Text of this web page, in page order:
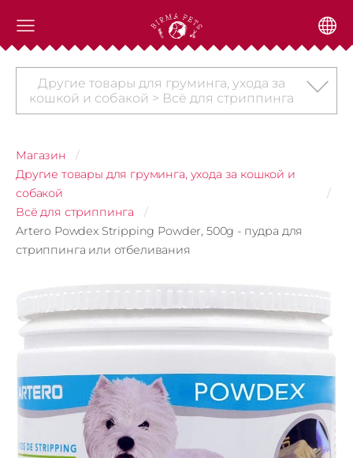
Другие товары для груминга, ухода за
кошкой и собакой > Всё для стриппинга
Магазин
Другие товары для груминга, ухода за кошкой и
собакой
Всё для стриппинга
Artero Powdex Stripping Powder, 500g - пудра для
стриппинга или отбеливания